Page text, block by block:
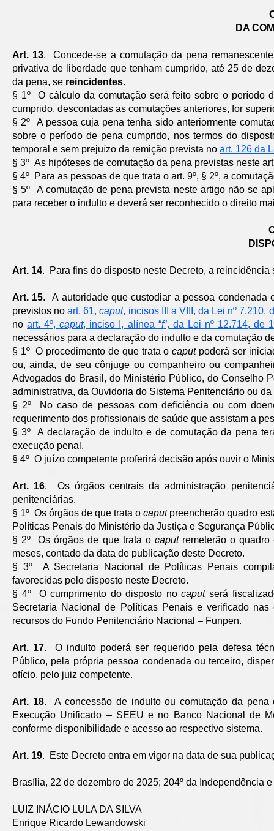
DA
Art. 13. Concede-se a comutação da pena
privativa de liberdade que tenham cumprido, até 25 de
da pena, se reincidentes.
§ 1º O cálculo da comutação será feito sobre o período
cumprido, descontadas as comutações anteriores, for
§ 2º A pessoa cuja pena tenha sido anteriormente
sobre o período de pena cumprido, nos termos do
temporal e sem prejuízo da remição prevista no art. 126 da
§ 3º As hipóteses de comutação da pena previstas neste
§ 4º Para as pessoas de que trata o art. 9º, § 2º, a
§ 5º A comutação de pena prevista neste artigo não se
para receber o indulto e deverá ser reconhecido o direito
Art. 14. Para fins do disposto neste Decreto, a
Art. 15. A autoridade que custodiar a pessoa condenada
previstos noart. 61,caput, incisos III a VIII, da Lei nº 7.210,
noart. 4º,caput, inciso I, alínea “f”, da Lei nº 12.714, de
necessários para a declaração do indulto e da comutação
§ 1º O procedimento de que trata ocaput poderá ser
ou, ainda, de seu cônjuge ou companheiro ou
Advogados do Brasil, do Ministério Público, do Conselho
administrativa, da Ouvidoria do Sistema Penitenciário ou
§ 2º No caso de pessoas com deficiência ou com
requerimento dos profissionais de saúde que assistam a
§ 3º A declaração de indulto e de comutação da pena
execução penal.
§ 4º O juízo competente proferirá decisão após ouvir o
Art. 16. Os órgãos centrais da administração
penitenciárias.
§ 1º Os órgãos de que trata o caput preencherão quadro
Políticas Penais do Ministério da Justiça e Segurança
§ 2º Os órgãos de que trata o caput remeterão o
meses, contado da data de publicação deste Decreto.
§ 3º A Secretaria Nacional de Políticas Penais
favorecidas pelo disposto neste Decreto.
§ 4º O cumprimento do disposto nocaput será
Secretaria Nacional de Políticas Penais e verificado
recursos do Fundo Penitenciário Nacional – Funpen.
Art. 17. O indulto poderá ser requerido pela defesa
Público, pela própria pessoa condenada ou terceiro,
ofício, pelo juiz competente.
Art. 18. A concessão de indulto ou comutação da pena
Execução Unificado – SEEU e no Banco Nacional de
conforme disponibilidade e acesso ao respectivo sistema.
Art. 19. Este Decreto entra em vigor na data de sua
Brasília, 22 de dezembro de 2025; 204º da Independência
LUIZ INÁCIO LULA DA SILVA
Enrique Ricardo Lewandowski